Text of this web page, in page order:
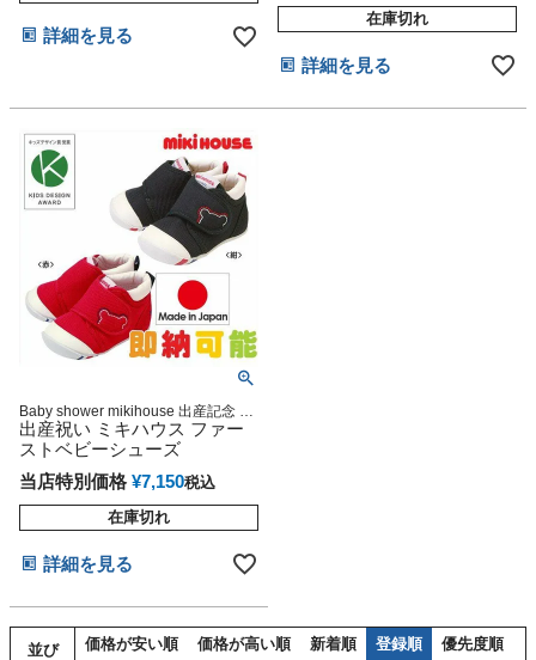
詳細を見る
在庫切れ
詳細を見る
Baby shower mikihouse 出産記念 御
出産祝い 妊娠祝い 男の子にも女の子
にも大人気のミキハウスギフト 人気
ラッピング メッセージカード ラッピ
ング
出産祝い ミキハウス ファー
ストベビーシューズ
当店特別価格 ¥7,150税込
在庫切れ
詳細を見る
並び
価格が安い順 価格が高い順 新着順 登録順
優先度順